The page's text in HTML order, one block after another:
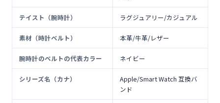
テイスト（腕時計） ラグジュアリー/カジュアル
素材（時計ベルト） 本革/牛革/レザー
腕時計のベルトの代表カラー ネイビー
シリーズ名（カナ）
Apple/Smart Watch 互換バ
ンド